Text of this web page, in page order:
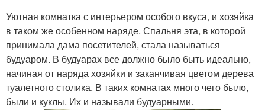
Уютная комнатка с интерьером особого вкуса, и хозяйка
в таком же особенном наряде. Спальня эта, в которой
принимала дама посетителей, стала называться
будуаром. В будуарах все должно было быть идеально,
начиная от наряда хозяйки и заканчивая цветом дерева
туалетного столика. В таких комнатах много чего было,
были и куклы. Их и называли будуарными.